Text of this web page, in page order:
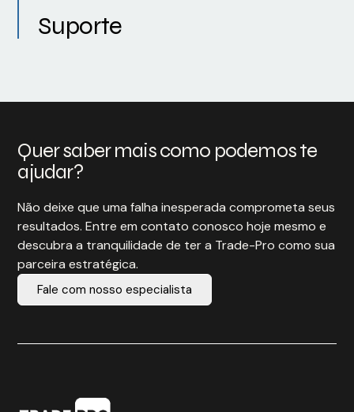
Suporte
Quer saber mais como podemos te
ajudar?
Não deixe que uma falha inesperada comprometa seus
resultados. Entre em contato conosco hoje mesmo e
descubra a tranquilidade de ter a Trade-Pro como sua
parceira estratégica.
Fale com nosso especialista